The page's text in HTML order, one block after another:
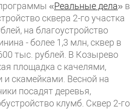
«Реальные дела» в
сквера 2-го участка
на благоустройство
- более 1,3 млн, сквер в
тыс. рублей. В Козырево
площадка с качелями,
и скамейками. Весной на
посадят деревья,
клумб. Сквер 2-го